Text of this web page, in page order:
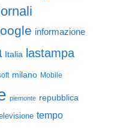
informazione
Italia lastampa
milano Mobile
piemonte repubblica
tempo